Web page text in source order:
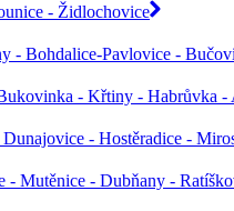
- Židlochovice
- Bohdalice-Pavlovice -
- Křtiny - Habrůvka -
- Hostěradice -
- Mutěnice - Dubňany -